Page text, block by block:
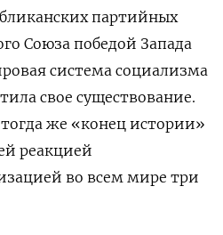
партийных
Союза победой Запада
система социализма
свое существование.
же «конец истории»
реакцией
во всем мире три